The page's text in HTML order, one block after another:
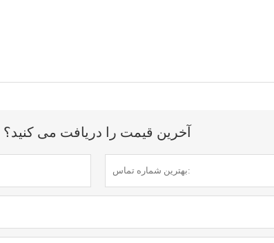
آخرین قیمت را دریافت می کنید؟ ما در اسرع